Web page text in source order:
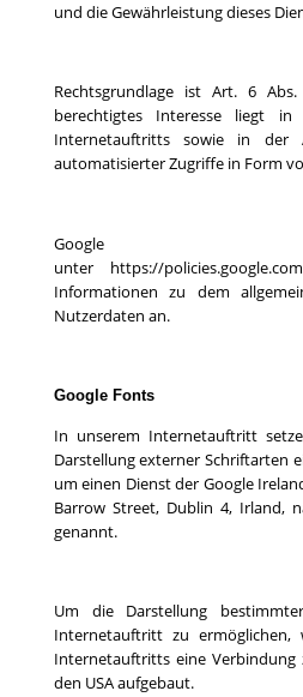
und die Gewährleistung dieses
Rechtsgrundlage ist Art. 6
berechtigtes Interesse liegt in
Internetauftritts sowie in der
automatisierter Zugriffe in Form
Google
unter https://
Informationen zu dem
Nutzerdaten an.
Google Fonts
In unserem Internetauftritt
Darstellung externer Schriftarten
um einen Dienst der Google
Barrow Street, Dublin 4, Irland,
genannt.
Um die Darstellung
Internetauftritt zu
Internetauftritts eine Verbindung
den USA aufgebaut.